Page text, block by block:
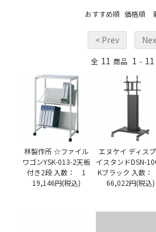
おすすめ順 価格順
< Prev
全 11 商品 1 - 11
林製作所 ☆ファイル
ワゴンYSK-013-2天板
付き2段 入数： 1
19,146円(税込)
エヌケイ ディス
イスタンドDSN-
Kブラック 入数
66,022円(税込)